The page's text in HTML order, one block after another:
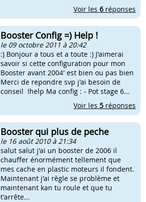
Voir les 6 réponses
Booster Config =) Help !
le 09 octobre 2011 à 20:42
:) Bonjour a tous et a toute :) J'aimerai
savoir si cette configuration pour mon
Booster avant 2004' est bien ou pas bien
Merci de repondre svp j'ai besoin de
conseil !help Ma config : - Pot stage 6...
Voir les 5 réponses
Booster qui plus de peche
le 16 août 2010 à 21:34
salut salut j'ai un booster de 2006 il
chauffer énormément tellement que
mes cache en plastic moteurs il fondent.
Maintenant j'ai règle se problème et
maintenant kan tu roule et que tu
t'arrête...